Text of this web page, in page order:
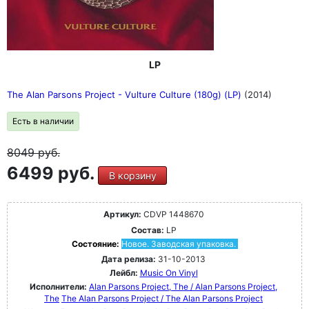
LP
The Alan Parsons Project - Vulture Culture (180g) (LP) (2014)
Есть в наличии
8049руб.
6499 руб. В корзину
Артикул: CDVP 1448670
Состав: LP
Состояние: Новое. Заводская упаковка.
Дата релиза: 31-10-2013
Лейбл: Music On Vinyl
Исполнители: Alan Parsons Project, The / Alan Parsons Project,
The The Alan Parsons Project / The Alan Parsons Project